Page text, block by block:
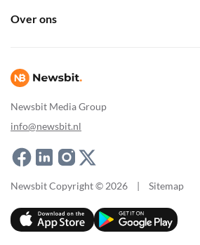
Newsbit Media Group
info@newsbit.nl
Over ons
Newsbit Copyright © 2026 | Sitemap